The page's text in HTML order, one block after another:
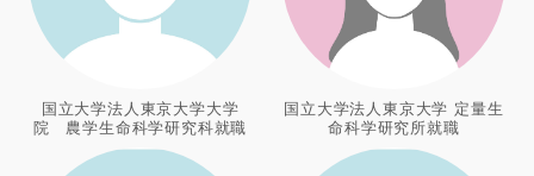
国立大学法人東京大学大学
院 農学生命科学研究科就職
国立大学法人東京大学 定量生
命科学研究所就職